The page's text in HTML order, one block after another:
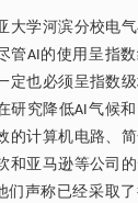
大学河滨分校电
管AI的使用呈指
定也必须呈指数
研究降低AI气候
的计算机电路、
和亚马逊等公司
们声称已经采取